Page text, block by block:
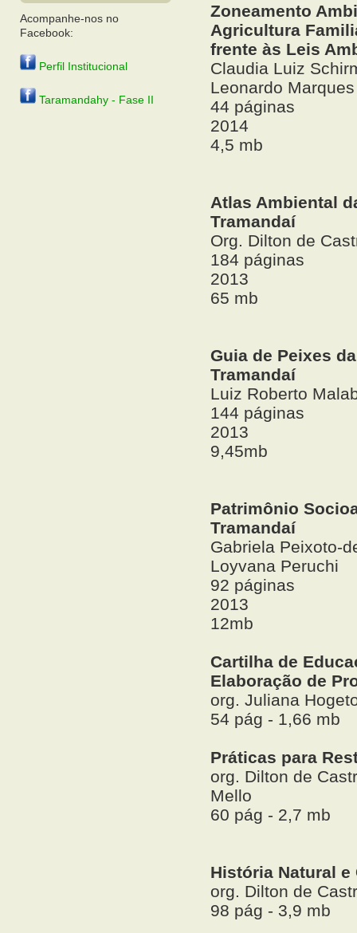
Acompanhe-nos no
Facebook:
Perfil Institucional
Taramandahy - Fase II
Zoneamento
Agricultura
frente às Leis
Claudia Luiz
Leonardo
44 páginas
2014
4,5 mb
Atlas Ambiental
Tramandaí
Org. Dilton de
184 páginas
2013
65 mb
Guia de Peixes
Tramandaí
Luiz Roberto
144 páginas
2013
9,45mb
Patrimônio
Tramandaí
Gabriela Peixoto-
Loyvana Peruchi
92 páginas
2013
12mb
Cartilha de
Elaboração de
org. Juliana
54 pág - 1,66 mb
Práticas para
org. Dilton de
Mello
60 pág - 2,7 mb
História Natural
org. Dilton de
98 pág - 3,9 mb